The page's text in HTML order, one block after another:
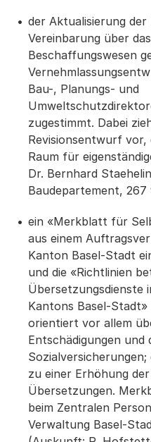
der Aktualisierung
Vereinbarung über
Beschaffungswesen
Bau-, Planungs- und
zugestimmt. Dabei
Revisionsentwurf
Raum für
Dr. Bernhard
Baudepartement, 267
ein «Merkblatt für
aus einem
Kanton Basel-Stadt
und die «Richtlinien
Übersetzungsdienste
Kantons Basel-
orientiert vor allem
Entschädigungen und
zu einer Erhöhung
Übersetzungen.
beim Zentralen
Verwaltung Basel-